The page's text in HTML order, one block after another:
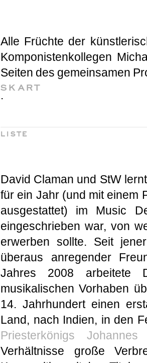
Alle Früchte der
Komponistenkollegen
Seiten des gemeinsamen
SKART
.
LISTE
David Claman und StW
für ein Jahr (und mit einem
ausgestattet) im Music
eingeschrieben war, von
erwerben sollte. Seit
überaus anregender
Jahres 2008 arbeitete
musikalischen Vorhaben
14. Jahrhundert einen
Land, nach Indien, in den
Priesterkönigs Johannes
Verhältnisse große